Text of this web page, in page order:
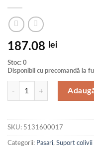
187.08 lei
Stoc: 0
Disponibil cu precomandă la
Cantitate Ferplast Suport F
SKU: 5131600017
Categorii: Pasari, Suport colivii